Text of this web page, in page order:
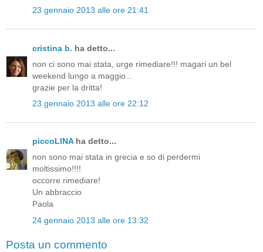
23 gennaio 2013 alle ore 21:41
cristina b. ha detto...
non ci sono mai stata, urge rimediare!!! magari un bel
weekend lungo a maggio...
grazie per la dritta!
23 gennaio 2013 alle ore 22:12
piccoLINAha detto...
non sono mai stata in grecia e so di perdermi
moltissimo!!!!
occorre rimediare!
Un abbraccio
Paola
24 gennaio 2013 alle ore 13:32
Posta un commento